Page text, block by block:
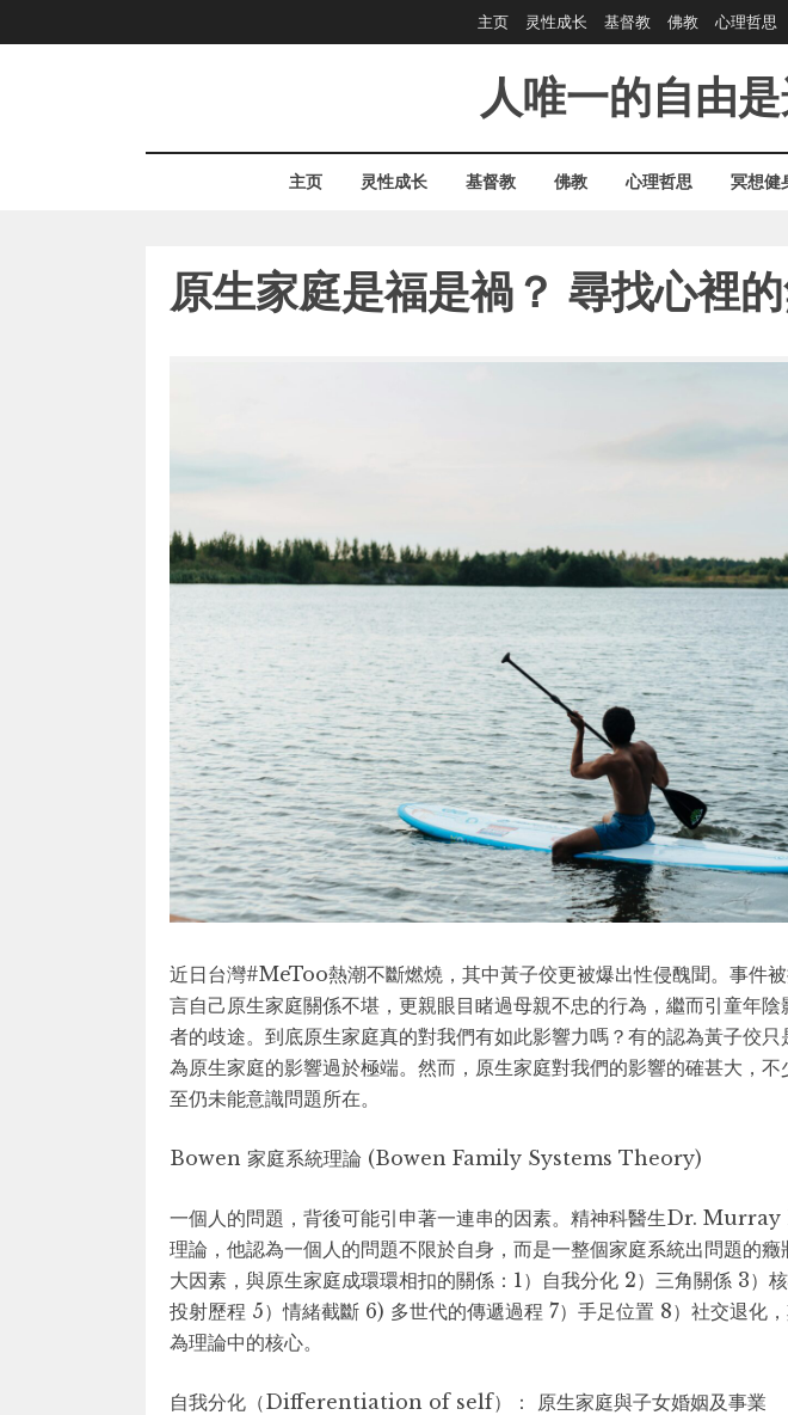
to
主页 灵性成长 基督教 佛教 心理哲思
人唯一的自由
主页 灵性成长 基督教 佛教 心理哲思 冥想健
原生家庭是福是禍？ 尋找心裡
近日台灣#MeToo熱潮不斷燃燒，其中黃子佼更被爆出性侵醜聞。事件
言自己原生家庭關係不堪，更親眼目睹過母親不忠的行為，繼而引童年
者的歧途。到底原生家庭真的對我們有如此影響力嗎？有的認為黃子佼
為原生家庭的影響過於極端。然而，原生家庭對我們的影響的確甚大，
至仍未能意識問題所在。
Bowen 家庭系統理論 (Bowen Family Systems Theory)
一個人的問題，背後可能引申著一連串的因素。精神科醫生Dr.
理論，他認為一個人的問題不限於自身，而是一整個家庭系統出問題的癥
大因素，與原生家庭成環環相扣的關係：1）自我分化 2）三角關係 3）
投射歷程 5）情緒截斷 6) 多世代的傳遞過程 7）手足位置 8）社交退化
為理論中的核心。
自我分化（Differentiation of self）： 原生家庭與子女婚姻及事業